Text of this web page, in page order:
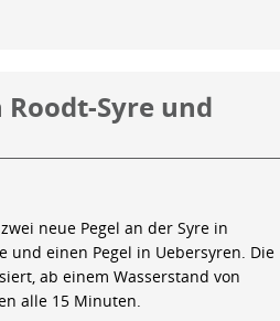
Roodt-Syre und
neue Pegel an der Syre in
und einen Pegel in Uebersyren. Die
ab einem Wasserstand von
alle 15 Minuten.